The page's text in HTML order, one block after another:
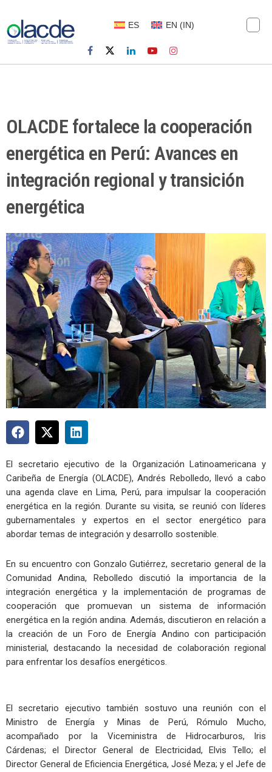
ES EN (IN)
OLACDE fortalece la cooperación
energética en Perú: Avances en
integración regional y transición
energética
El secretario ejecutivo de la Organización Latinoamericana y
Caribeña de Energía (OLACDE), Andrés Rebolledo, llevó a cabo
una agenda clave en Lima, Perú, para impulsar la cooperación
energética en la región. Durante su visita, se reunió con líderes
gubernamentales y expertos en el sector energético para
abordar temas de integración y desarrollo sostenible.
En su encuentro con Gonzalo Gutiérrez, secretario general de la
Comunidad Andina, Rebolledo discutió la importancia de la
integración energética y la implementación de programas de
cooperación que promuevan un sistema de información
energética en la región andina. Además, discutieron en relación a
la creación de un Foro de Energía Andino con participación
ministerial, destacando la necesidad de colaboración regional
para enfrentar los desafíos energéticos.
El secretario ejecutivo también sostuvo una reunión con el
Ministro de Energía y Minas de Perú, Rómulo Mucho,
acompañado por la Viceministra de Hidrocarburos, Iris
Cárdenas; el Director General de Electricidad, Elvis Tello; el
Director General de Eficiencia Energética, José Meza; y el Jefe de